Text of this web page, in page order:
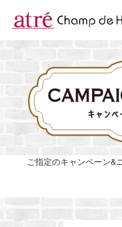
About
コンセプト
BrandList
ブランド一覧
Campaign &
キャンペーン & ニュース
Recommend
ご指定のキャンペーン&